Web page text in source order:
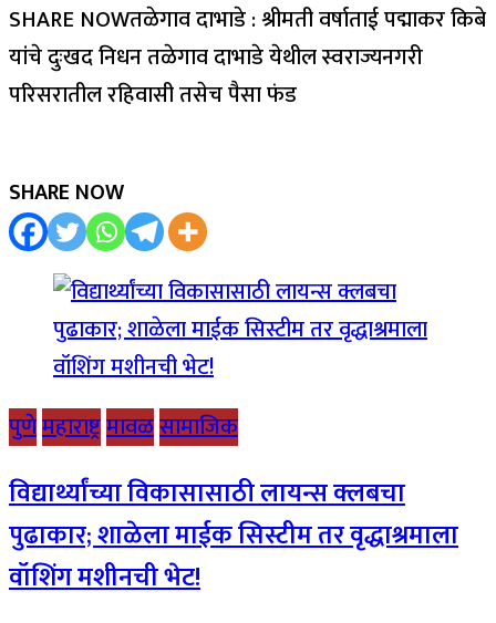
SHARE NOWतळेगाव दाभाडे : श्रीमती वर्षाताई पद्माकर किबे
यांचे दुःखद निधन तळेगाव दाभाडे येथील स्वराज्यनगरी
परिसरातील रहिवासी तसेच पैसा फंड
SHARE NOW
पुणेमहाराष्ट्रमावळसामाजिक
विद्यार्थ्यांच्या विकासासाठी लायन्स क्लबचा
पुढाकार; शाळेला माईक सिस्टीम तर वृद्धाश्रमाला
वॉशिंग मशीनची भेट!